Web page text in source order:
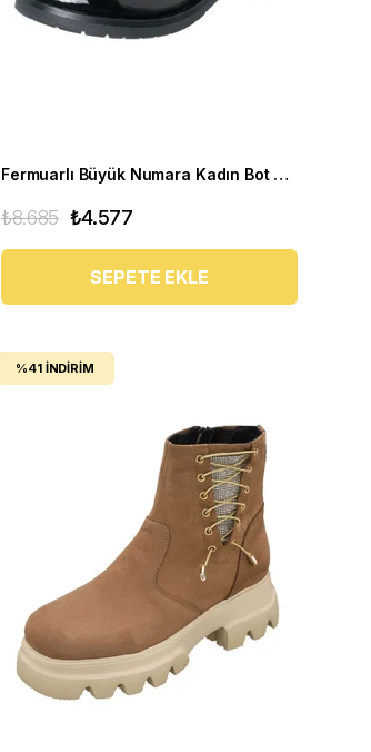
Fermuarlı Büyük Numara Kadın Bot K505 Siyah
₺4.577
₺8.685
SEPETE EKLE
%41 İNDIRIM